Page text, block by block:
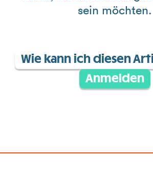
sein möchten.
Wie kann ich diesen
Anmelden